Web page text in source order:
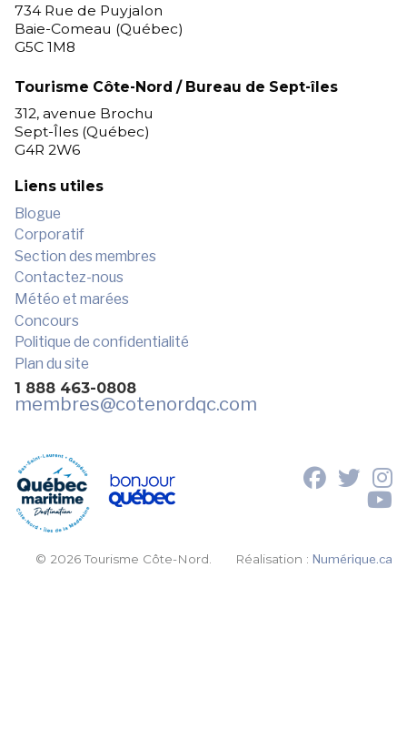
734 Rue de Puyjalon
Baie-Comeau (Québec)
G5C 1M8
Tourisme Côte-Nord / Bureau de Sept-îles
312, avenue Brochu
Sept-Îles (Québec)
G4R 2W6
Liens utiles
Blogue
Corporatif
Section des membres
Contactez-nous
Météo et marées
Concours
Politique de confidentialité
Plan du site
1 888 463-0808
membres@cotenordqc.com
© 2026 Tourisme Côte-Nord. Réalisation :Numérique.ca